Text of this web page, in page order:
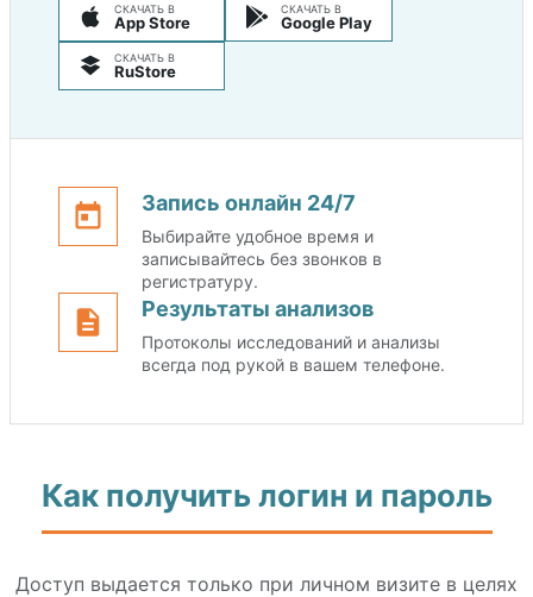
СКАЧАТЬ В
App Store
СКАЧАТЬ В
Google Play
СКАЧАТЬ В
RuStore
Запись онлайн 24/7
Выбирайте удобное время и
записывайтесь без звонков в
регистратуру.
Результаты анализов
Протоколы исследований и анализы
всегда под рукой в вашем телефоне.
Как получить логин и пароль
Доступ выдается только при личном визите в целях